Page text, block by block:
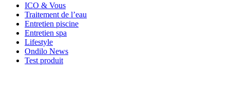
ICO & Vous
Traitement de l’eau
Entretien piscine
Entretien spa
Lifestyle
Ondilo News
Test produit